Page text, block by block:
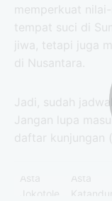
memperkuat
tempat suci di
jiwa, tetapi juga
di Nusantara.
Jadi, sudah
Jangan lupa
daftar kunjungan
Asta
Jokotole
Asta
Katandur